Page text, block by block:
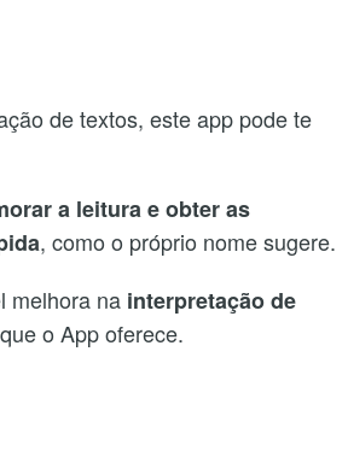
de textos, este app pode te
a leitura e obter as
, como o próprio nome sugere.
melhora na interpretação de
o App oferece.